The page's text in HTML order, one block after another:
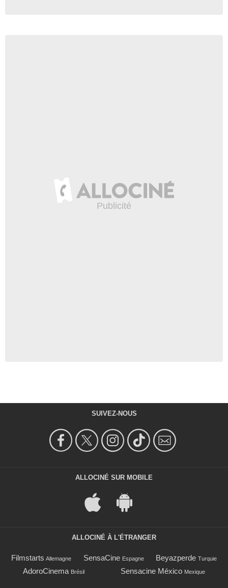
SUIVEZ-NOUS
ALLOCINÉ SUR MOBILE
ALLOCINÉ À L'ÉTRANGER
Filmstarts Allemagne SensaCine Espagne Beyazperde Turquie
AdoroCinema Brésil Sensacine México Mexique